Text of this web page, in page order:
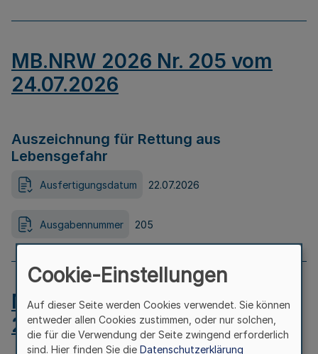
MB.NRW 2026 Nr. 205 vom
24.07.2026
Auszeichnung für Rettung aus
Lebensgefahr
Ausfertigungsdatum 22.07.2026
Ausgabennummer 205
MB.NRW 2026 Nr. 204 vom
24.07.2026
Cookie-Einstellungen
Auf dieser Seite werden Cookies verwendet. Sie können
entweder allen Cookies zustimmen, oder nur solchen,
die für die Verwendung der Seite zwingend erforderlich
sind. Hier finden Sie die Datenschutzerklärung